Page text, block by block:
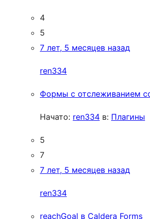
4
5
7 лет, 5 месяцев назад
ren334
Формы с отслеживанием
Начато: ren334 в: Плагины
5
7
7 лет, 5 месяцев назад
ren334
reachGoal в Caldera Forms